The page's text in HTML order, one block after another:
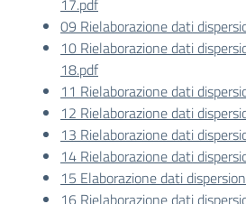
17.pdf
09 Rielaborazione dati
10 Rielaborazione dati
18.pdf
11 Rielaborazione dati
12 Rielaborazione dati
13 Rielaborazione dati
14 Rielaborazione dati
15 Elaborazione dati
16 Rielaborazione dati